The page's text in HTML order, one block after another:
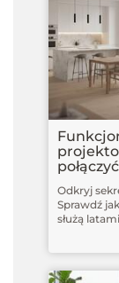
Odkryj
Sprawdź
służą